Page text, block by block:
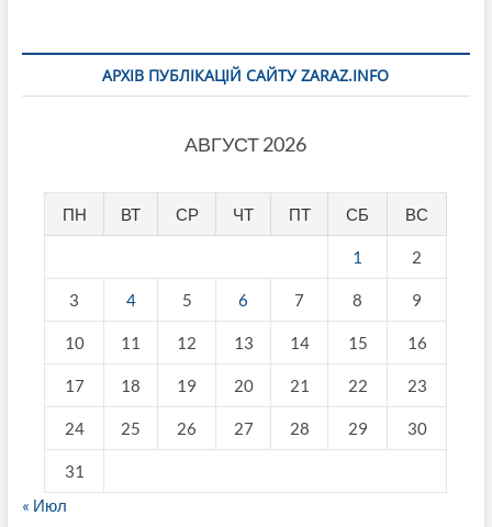
АРХІВ ПУБЛІКАЦІЙ САЙТУ ZARAZ.INFO
АВГУСТ 2026
ПН ВТ СР ЧТ ПТ СБ ВС
1 2
3 4 5 6 7 8 9
10 11 12 13 14 15 16
17 18 19 20 21 22 23
24 25 26 27 28 29 30
31
« Июл